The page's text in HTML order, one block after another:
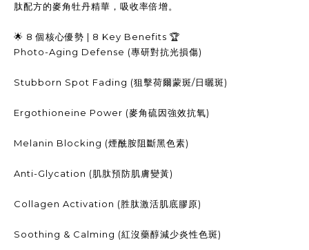
肽配方的麥角牡丹精華，吸收率倍增。
🌟 8 個核心優勢 | 8 Key Benefits 🏆
Photo-Aging Defense (專研對抗光損傷)
Stubborn Spot Fading (狙擊荷爾蒙斑/日曬斑)
Ergothioneine Power (麥角硫因強效抗氧)
Melanin Blocking (煙酰胺阻斷黑色素)
Anti-Glycation (肌肽預防肌膚變黃)
Collagen Activation (胜肽激活肌底膠原)
Soothing & Calming (紅沒藥醇減少炎性色斑)